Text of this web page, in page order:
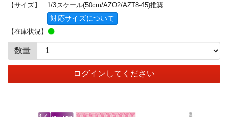
【サイズ】
1/3スケール(50cm/AZO2/AZT8-45)推奨
対応サイズについて
【在庫状況】
数量
ログインしてください